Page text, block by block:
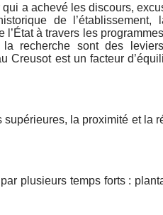
a achevé les discours,
de l’établissement,
à travers les
recherche sont des
Creusot est un facteur
supérieures, la proximité et la
plusieurs temps forts :